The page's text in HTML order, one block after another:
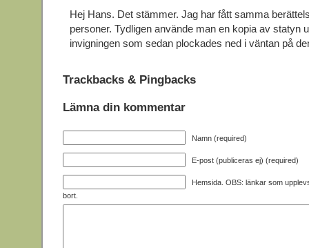
Hej Hans. Det stämmer. Jag har fått samma
personer. Tydligen använde man en kopia av statyn
invigningen som sedan plockades ned i väntan på
Trackbacks & Pingbacks
Lämna din kommentar
Namn (required)
E-post (publiceras ej) (required)
Hemsida. OBS: länkar som
bort.